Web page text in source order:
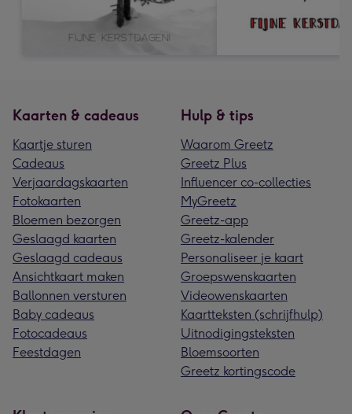
Kaarten & cadeaus
Kaartje sturen
Cadeaus
Verjaardagskaarten
Fotokaarten
Bloemen bezorgen
Geslaagd kaarten
Geslaagd cadeaus
Ansichtkaart maken
Ballonnen versturen
Baby cadeaus
Fotocadeaus
Feestdagen
Hulp & tips
Waarom Greetz
Greetz Plus
Influencer co-collecties
MyGreetz
Greetz-app
Greetz-kalender
Personaliseer je kaart
Groepswenskaarten
Videowenskaarten
Kaartteksten (schrijfhulp)
Uitnodigingsteksten
Bloemsoorten
Greetz kortingscode